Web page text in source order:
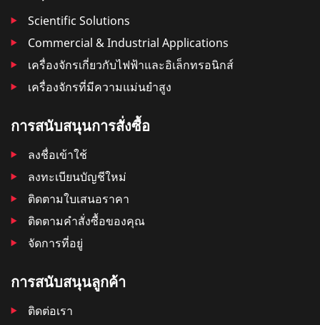
Scientific Solutions
Commercial & Industrial Applications
เครื่องจักรเกี่ยวกับไฟฟ้าและอิเล็กทรอนิกส์
เครื่องจักรที่มีความแม่นยำสูง
การสนับสนุนการสั่งซื้อ
ลงชื่อเข้าใช้
ลงทะเบียนบัญชีใหม่
ติดตามใบเสนอราคา
ติดตามคําสั่งซื้อของคุณ
จัดการที่อยู่
การสนับสนุนลูกค้า
ติดต่อเรา